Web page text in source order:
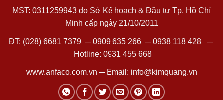
MST: 0311259943 do Sở Kế hoạch & Đầu tư Tp. Hồ Chí
Minh cấp ngày 21/10/2011
ĐT: (028) 6681 7379 ─0909 635 266─0938 118 428─
Hotline: 0931 455 668
www.anfaco.com.vn ─ Email: info@kimquang.vn